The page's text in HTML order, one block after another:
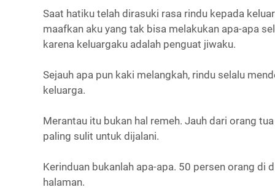
Saat hatiku telah dirasuki rasa rindu kepada
maafkan aku yang tak bisa melakukan apa-apa
karena keluargaku adalah penguat jiwaku.
Sejauh apa pun kaki melangkah, rindu selalu
keluarga.
Merantau itu bukan hal remeh. Jauh dari orang
paling sulit untuk dijalani.
Kerinduan bukanlah apa-apa. 50 persen orang di
halaman.